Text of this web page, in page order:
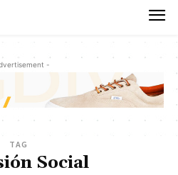
-
TAG
Social